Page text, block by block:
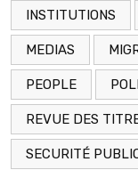
INSTITUTIONS
MEDIAS
PEOPLE
REVUE DES
SECURITÉ